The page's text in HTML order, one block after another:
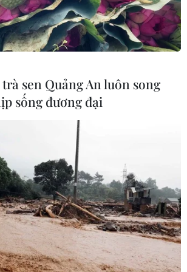
bảo mật nghiêm
duyệt tích hợp
cấp Nhà nước
thưởng khoa học và
Nam làm chủ ít
chiến lược
sen Quảng An luôn song
sống đương đại